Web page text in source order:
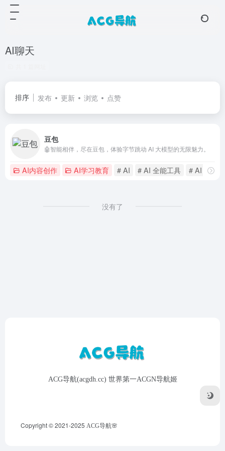
AI聊天
排序 发布 更新 浏览 点赞
豆包
🤖智能相伴，尽在豆包，体验字节跳动 AI 大模型的无限魅力。
AI内容创作 AI学习教育 # AI # AI 全能工具 # AI 大模型
没有了
ACG导航(acgdh.cc) 世界第一ACGN导航姬
Copyright © 2021-2025 ACG导航🌸